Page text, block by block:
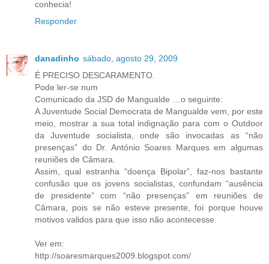
conhecia!
Responder
danadinho sábado, agosto 29, 2009
É PRECISO DESCARAMENTO.
Pode ler-se num
Comunicado da JSD de Mangualde …o seguinte:
A Juventude Social Democrata de Mangualde vem, por este
meio, mostrar a sua total indignação para com o Outdoor
da Juventude socialista, onde são invocadas as “não
presenças” do Dr. António Soares Marques em algumas
reuniões de Câmara.
Assim, qual estranha “doença Bipolar”, faz-nos bastante
confusão que os jovens socialistas, confundam “ausência
de presidente” com “não presenças” em reuniões de
Câmara, pois se não esteve presente, foi porque houve
motivos validos para que isso não acontecesse.
Ver em:
http://soaresmarques2009.blogspot.com/